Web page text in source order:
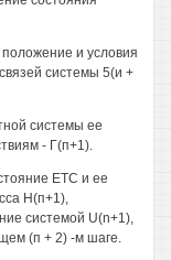
и условия
системы 5(и +
системы ее
- Г(п+1).
ETC и ее
Н(п+1),
системой U(n+1),
(п + 2) -м шаге.